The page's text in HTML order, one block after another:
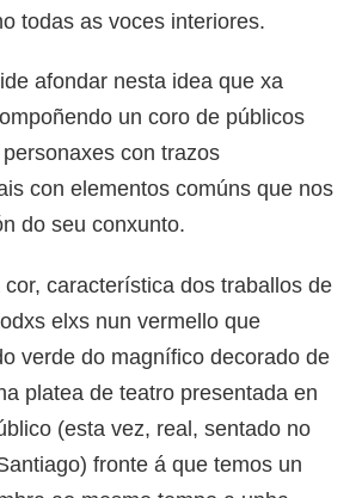
todas as voces interiores.
afondar nesta idea que xa
un coro de públicos
con trazos
con elementos comúns que nos
do seu conxunto.
característica dos traballos de
elxs nun vermello que
verde do magnífico decorado de
platea de teatro presentada en
(esta vez, real, sentado no
fronte á que temos un